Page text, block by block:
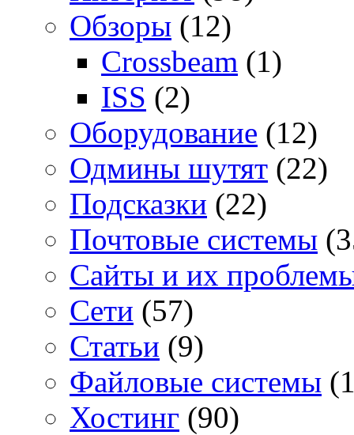
Обзоры (12)
Crossbeam (1)
ISS (2)
Оборудование (12)
Одмины шутят (22)
Подсказки (22)
Почтовые системы
Сайты и их
Сети (57)
Статьи (9)
Файловые системы
Хостинг (90)